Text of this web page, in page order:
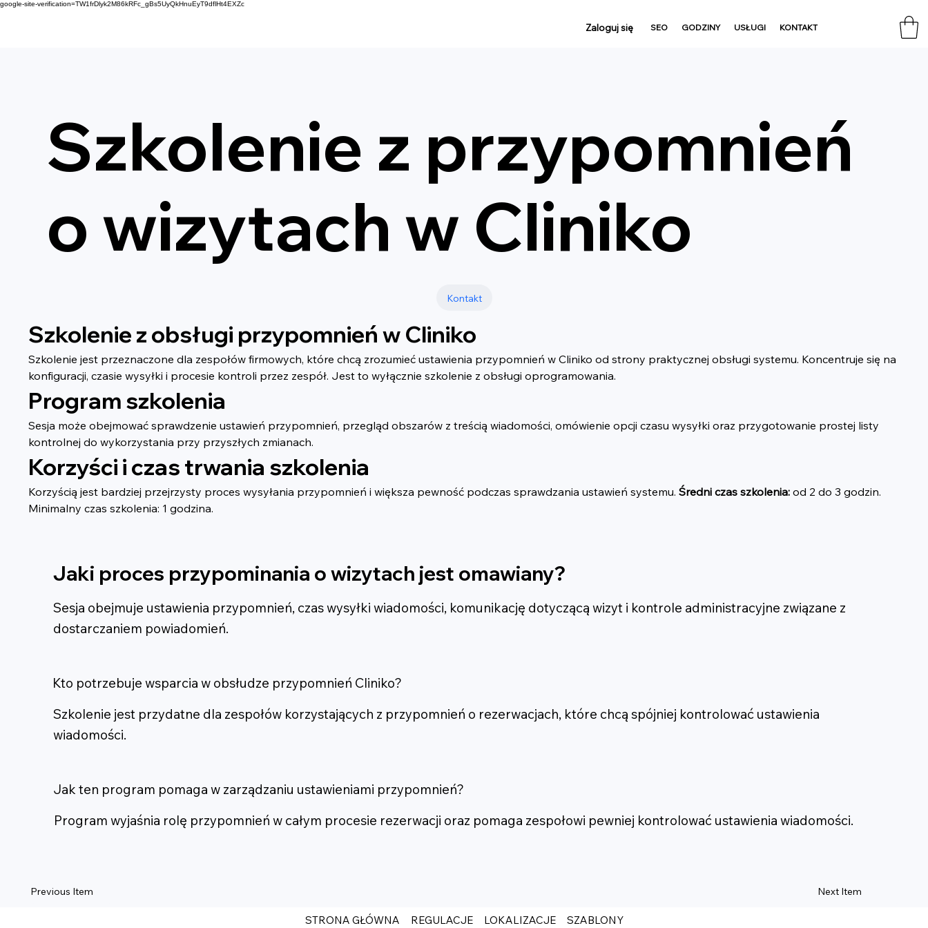
google-site-verification=TW1frDlyk2M86kRFc_gBs5UyQkHnuEyT9dflHt4EXZc
Zaloguj się SEO GODZINY USŁUGI KONTAKT
Szkolenie z przypomnień
o wizytach w Cliniko
Kontakt
Szkolenie z obsługi przypomnień w Cliniko
Szkolenie jest przeznaczone dla zespołów firmowych, które chcą zrozumieć ustawienia przypomnień w Cliniko od strony praktycznej obsługi systemu. Koncentruje się na
konfiguracji, czasie wysyłki i procesie kontroli przez zespół. Jest to wyłącznie szkolenie z obsługi oprogramowania.
Program szkolenia
Sesja może obejmować sprawdzenie ustawień przypomnień, przegląd obszarów z treścią wiadomości, omówienie opcji czasu wysyłki oraz przygotowanie prostej listy
kontrolnej do wykorzystania przy przyszłych zmianach.
Korzyści i czas trwania szkolenia
Korzyścią jest bardziej przejrzysty proces wysyłania przypomnień i większa pewność podczas sprawdzania ustawień systemu. Średni czas szkolenia: od 2 do 3 godzin.
Minimalny czas szkolenia: 1 godzina.
Jaki proces przypominania o wizytach jest omawiany?
Sesja obejmuje ustawienia przypomnień, czas wysyłki wiadomości, komunikację dotyczącą wizyt i kontrole administracyjne związane z
dostarczaniem powiadomień.
Kto potrzebuje wsparcia w obsłudze przypomnień Cliniko?
Szkolenie jest przydatne dla zespołów korzystających z przypomnień o rezerwacjach, które chcą spójniej kontrolować ustawienia
wiadomości.
Jak ten program pomaga w zarządzaniu ustawieniami przypomnień?
Program wyjaśnia rolę przypomnień w całym procesie rezerwacji oraz pomaga zespołowi pewniej kontrolować ustawienia wiadomości.
Previous Item Next Item
STRONA GŁÓWNA REGULACJE LOKALIZACJE SZABLONY